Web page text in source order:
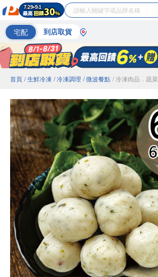
宅配 到店取貨
首頁 / 生鮮冷凍 / 冷凍調理 / 微波餐點 / 冷凍肉品．蔬菜